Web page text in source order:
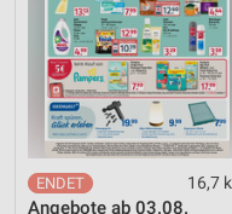
16,7
Angebote ab 03.08.
IAB-Besonderheiten:
Verwendung genauer
Geräte anhand von aktiv
Informationen
Nicht-IAB-Verarbeitungszwecke:
Notwendig